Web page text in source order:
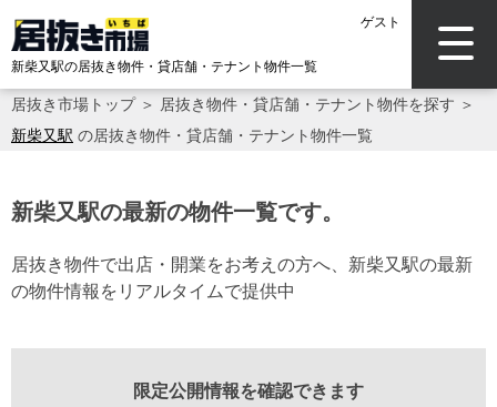
ゲスト
新柴又駅の居抜き物件・貸店舗・テナント物件一覧
居抜き市場トップ＞ 居抜き物件・貸店舗・テナント物件を探す ＞
新柴又駅 の居抜き物件・貸店舗・テナント物件一覧
新柴又駅の最新の物件一覧です。
居抜き物件で出店・開業をお考えの方へ、新柴又駅の最新
の物件情報をリアルタイムで提供中
限定公開情報を確認できます